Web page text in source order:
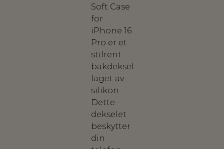
Soft Case
for
iPhone 16
Pro er et
stilrent
bakdeksel
laget av
silikon.
Dette
dekselet
beskytter
din